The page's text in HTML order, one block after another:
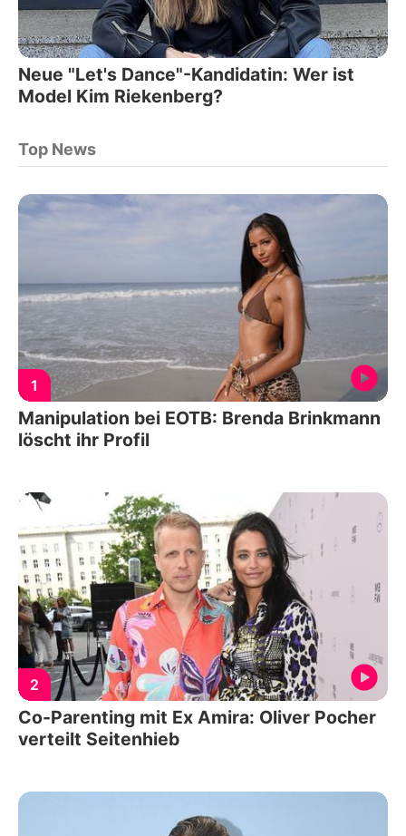
Neue "Let's Dance"-Kandidatin: Wer ist
Model Kim Riekenberg?
Top News
1
Manipulation bei EOTB: Brenda Brinkmann
löscht ihr Profil
2
Co-Parenting mit Ex Amira: Oliver Pocher
verteilt Seitenhieb